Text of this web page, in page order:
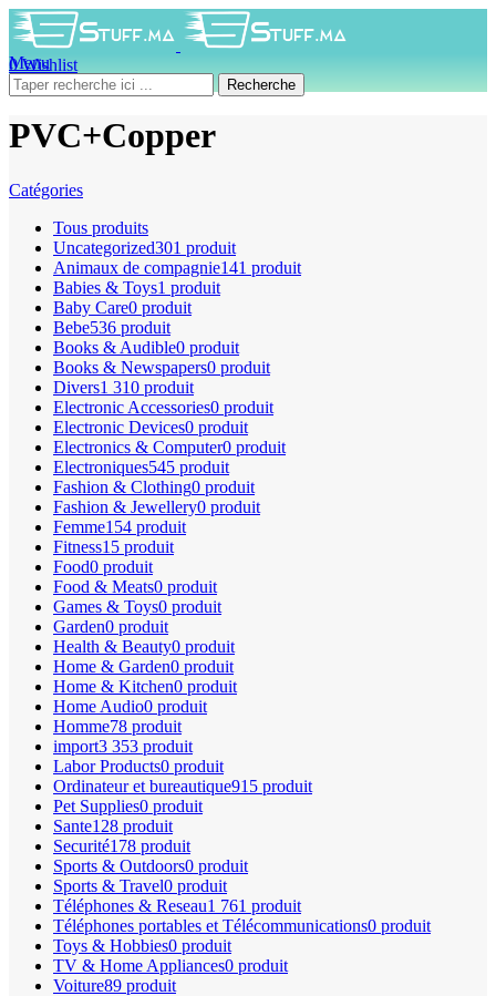
0Wishlist
0produit 0DH
Menu
Recherche
PVC+Copper
Catégories
Tous produits
Uncategorized301 produit
Animaux de compagnie141 produit
Babies & Toys1 produit
Baby Care0 produit
Bebe536 produit
Books & Audible0 produit
Books & Newspapers0 produit
Divers1 310 produit
Electronic Accessories0 produit
Electronic Devices0 produit
Electronics & Computer0 produit
Electroniques545 produit
Fashion & Clothing0 produit
Fashion & Jewellery0 produit
Femme154 produit
Fitness15 produit
Food0 produit
Food & Meats0 produit
Games & Toys0 produit
Garden0 produit
Health & Beauty0 produit
Home & Garden0 produit
Home & Kitchen0 produit
Home Audio0 produit
Homme78 produit
import3 353 produit
Labor Products0 produit
Ordinateur et bureautique915 produit
Pet Supplies0 produit
Sante128 produit
Securité178 produit
Sports & Outdoors0 produit
Sports & Travel0 produit
Téléphones & Reseau1 761 produit
Téléphones portables et Télécommunications0 produit
Toys & Hobbies0 produit
TV & Home Appliances0 produit
Voiture89 produit